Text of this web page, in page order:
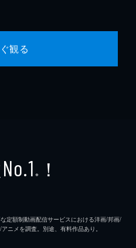
観る
No.1 ※ ！
定額制動画配信サービスにおける洋画/邦画/
ニメを調査。別途、有料作品あり。